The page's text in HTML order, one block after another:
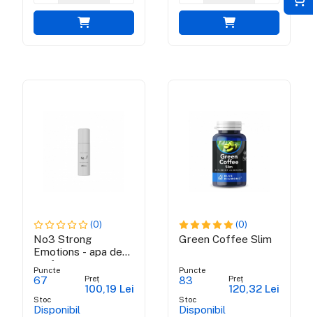
(0)
No3 Strong
Emotions - apa de
parfum pentru
barbati
Puncte
67
Stoc
Disponibil
Preț
100,19 Lei
(0)
Green Coffee Slim
Puncte
83
Stoc
Disponibil
Preț
120,32 Lei